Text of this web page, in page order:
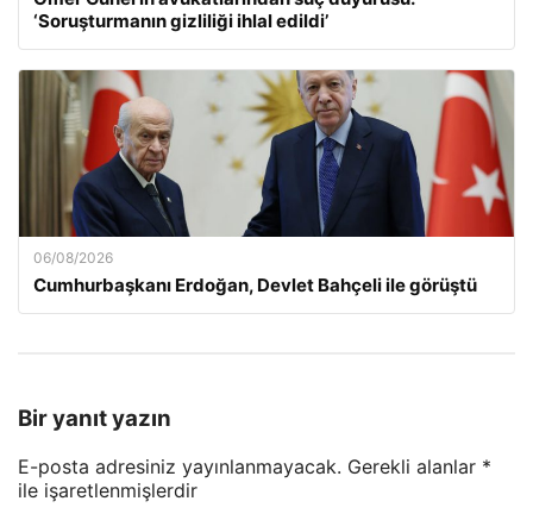
‘Soruşturmanın gizliliği ihlal edildi’
06/08/2026
Cumhurbaşkanı Erdoğan, Devlet Bahçeli ile görüştü
Bir yanıt yazın
E-posta adresiniz yayınlanmayacak. Gerekli alanlar *
ile işaretlenmişlerdir